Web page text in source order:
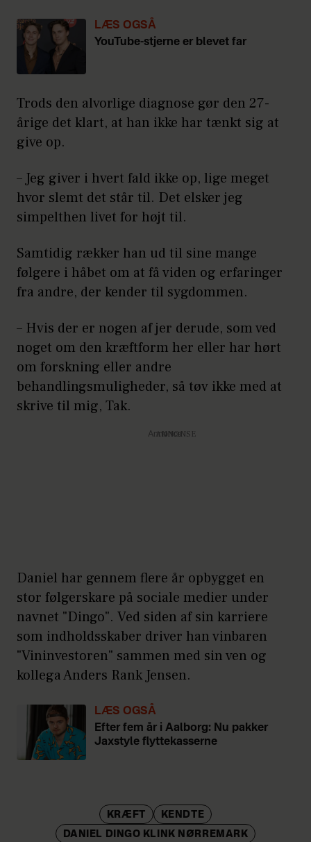
LÆS OGSÅ
YouTube-stjerne er blevet far
Trods den alvorlige diagnose gør den 27-
årige det klart, at han ikke har tænkt sig at
give op.
– Jeg giver i hvert fald ikke op, lige meget
hvor slemt det står til. Det elsker jeg
simpelthen livet for højt til.
Samtidig rækker han ud til sine mange
følgere i håbet om at få viden og erfaringer
fra andre, der kender til sygdommen.
– Hvis der er nogen af jer derude, som ved
noget om den kræftform her eller har hørt
om forskning eller andre
behandlingsmuligheder, så tøv ikke med at
skrive til mig, Tak.
Annonce
Daniel har gennem flere år opbygget en
stor følgerskare på sociale medier under
navnet "Dingo". Ved siden af sin karriere
som indholdsskaber driver han vinbaren
"Vininvestoren" sammen med sin ven og
kollega Anders Rank Jensen.
LÆS OGSÅ
Efter fem år i Aalborg: Nu pakker
Jaxstyle flyttekasserne
KRÆFT
KENDTE
DANIEL DINGO KLINK NØRREMARK